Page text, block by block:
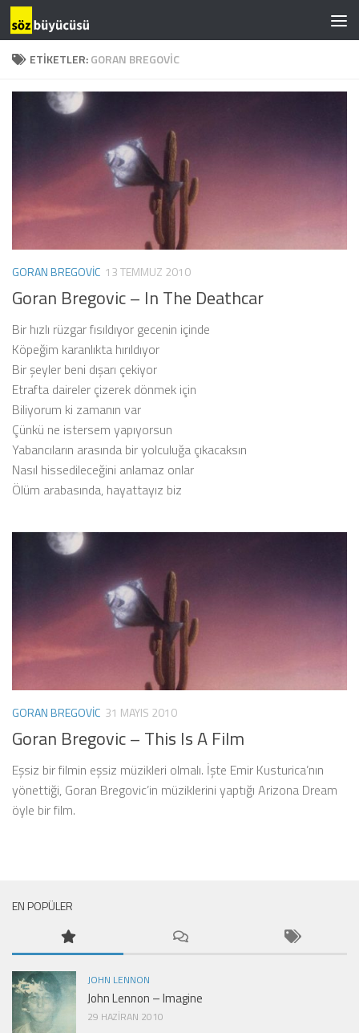
ETIKETLER:GORAN BREGOVIC
GORAN BREGOVIC 13 TEMMUZ 2010
Goran Bregovic – In The Deathcar
Bir hızlı rüzgar fısıldıyor gecenin içinde
Köpeğim karanlıkta hırıldıyor
Bir şeyler beni dışarı çekiyor
Etrafta daireler çizerek dönmek için
Biliyorum ki zamanın var
Çünkü ne istersem yapıyorsun
Yabancıların arasında bir yolculuğa çıkacaksın
Nasıl hissedileceğini anlamaz onlar
Ölüm arabasında, hayattayız biz
GORAN BREGOVIC 31 MAYIS 2010
Goran Bregovic – This Is A Film
Eşsiz bir filmin eşsiz müzikleri olmalı. İşte Emir Kusturica’nın
yönettiği, Goran Bregovic’in müziklerini yaptığı Arizona Dream
öyle bir film.
EN POPÜLER
JOHN LENNON
John Lennon – Imagine
29 HAZIRAN 2010